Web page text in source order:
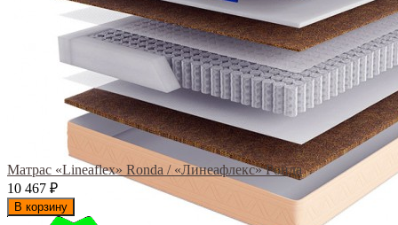
Матрас «Lineaflex» Ronda / «Линеафлекс» Ронда
10 467 ₽
В корзину